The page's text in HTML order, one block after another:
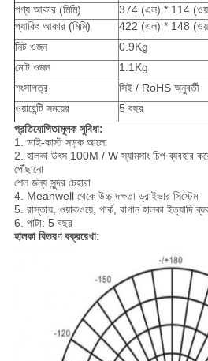
পণ্য আকার (মিমি)
374 (এল) * 114
প্যাকিং আকার (মিমি)
422 (এল) * 148
নিট ওজন
0.9Kg
মোট ওজন
1.1Kg
শংসাপত্র
সিই / RoHS অনুবর্তী
ওয়ারেন্টি সময়ের
5 বছর
প্রতিযোগিতামূলক সুবিধা:
1. ডাই-কাস্ট সড়ক আলো
2. হালকা উৎস 100M / W স্যামসাং চিপ
পৌঁছানো
শেল জন্য সুন্দর চেহারা
4. Meanwell থেকে উচ্চ দক্ষতা ড্রাইভার সিস্টেম
5. রাস্তায়, ওয়াকওয়ে, পার্ক, বাগান হালকা ইত্যাদি
6. পাটা: 5 বছর
হালকা বিতরণ বক্ররেখা: